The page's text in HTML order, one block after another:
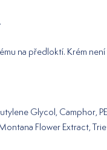
na předloktí. Krém
Glycol, Camphor,
Flower Extract,